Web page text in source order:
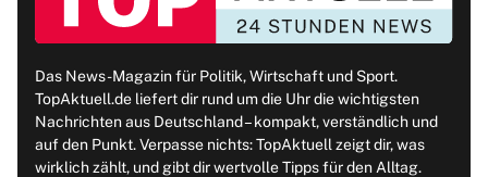
Das News-Magazin für Politik, Wirtschaft und Sport.
TopAktuell.de liefert dir rund um die Uhr die wichtigsten
Nachrichten aus Deutschland – kompakt, verständlich und
auf den Punkt. Verpasse nichts: TopAktuell zeigt dir, was
wirklich zählt, und gibt dir wertvolle Tipps für den Alltag.